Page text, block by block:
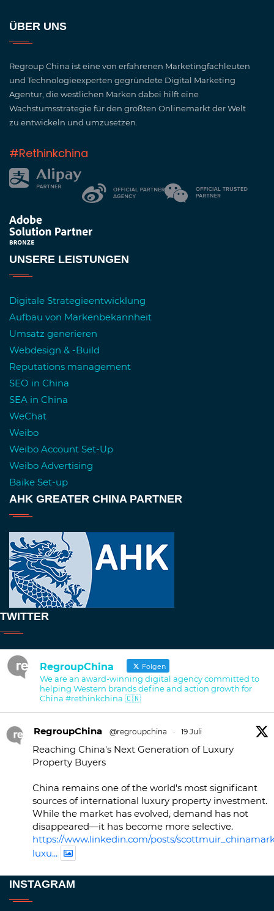
ÜBER UNS
Regroup China ist eine von erfahrenen Marketingfachleuten
und Technologieexperten gegründete Digital Marketing
Agentur, die westlichen Marken dabei hilft eine
Wachstumsstrategie für den größten Onlinemarkt der Welt
zu entwickeln und umzusetzen.
#Rethinkchina
UNSERE LEISTUNGEN
Digitale Strategieentwicklung
Aufbau von Markenbekannheit
Umsatz generieren
Webdesign & -Build
Reputations management
SEO in China
SEA in China
WeChat
Weibo
Weibo Account Set-Up
Weibo Advertising
Baike Set-up
AHK GREATER CHINA PARTNER
TWITTER
RegroupChina Folgen
We are an award-winning digital agency committed to
helping Western brands define and action growth for
China #rethinkchina 🇨🇳
RegroupChina @regroupchina · 19 Juli
Reaching China's Next Generation of Luxury
Property Buyers
China remains one of the world's most significant
sources of international luxury property investment.
While the market has evolved, demand has not
disappeared—it has become more selective.
https://www.linkedin.com/posts/
luxu...
INSTAGRAM